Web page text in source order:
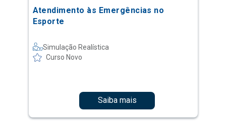
Atendimento às Emergências no
Esporte
Simulação Realística
Curso Novo
Saiba mais